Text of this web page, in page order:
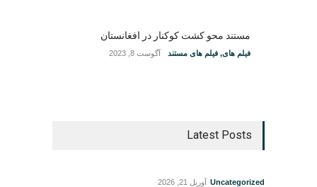
مستند محو کشت کوکنار در افغانستان
فیلم های, فیلم های مستند آگوست 8, 2023
Latest Posts
Uncategorized آوریل 21, 2026